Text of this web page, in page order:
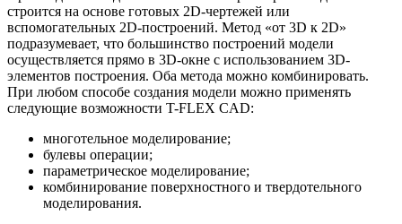
строится на основе готовых 2D-чертежей или
вспомогательных 2D-построений. Метод «от 3D к 2D»
подразумевает, что большинство построений модели
осуществляется прямо в 3D-окне с использованием 3D-
элементов построения. Оба метода можно комбинировать.
При любом способе создания модели можно применять
следующие возможности T-FLEX CAD:
многотельное моделирование;
булевы операции;
параметрическое моделирование;
комбинирование поверхностного и твердотельного
моделирования.